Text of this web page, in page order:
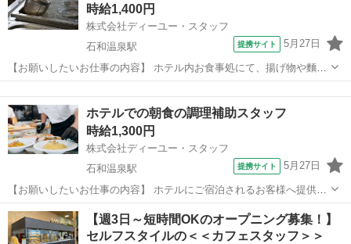
時給1,400円
株式会社ディーユー・スタッフ
石和温泉駅
提携サイト 5月27日
【お願いしたいお仕事の内容】 ホテル内お食事処にて、揚げ物や麵類
を中心とした調理業務をお任せします！ 経験を活かして活躍したい方
にもおすすめの仕事です♪ 経験やスキルをしっかり評価する環境で、
より良い条件で働けるチャンス☆...
ホテルでの朝食の調理補助スタッフ
時給1,300円
株式会社ディーユー・スタッフ
石和温泉駅
提携サイト 5月27日
【お願いしたいお仕事の内容】 ホテルにご宿泊されるお客様へ提供す
る朝食の準備をお任せします♪ 主なお仕事は、朝食の盛り付けや簡単
な調理補助、片付けなどです。 難しい作業は少なく、先輩スタッフが
しっかりサポートするので安心し...
山梨 笛吹市 石和温泉駅 キッチン
【週3日～短時間OKのオープニング募集！】
セルフスタイルの＜＜カフェスタッフ＞＞